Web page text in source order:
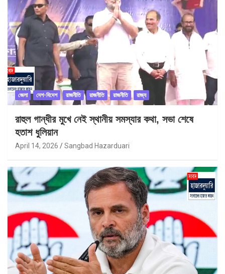
জেলা দেশ-বিদেশ রাজনীতি রাজনীতি রাজনীতি রাজ্য
রাহুল গান্ধীর মুখে নেই স্থানীয় সমস্যার কথা, সভা শেষে
হতাশ ধুলিয়ান
April 14, 2026 Sangbad Hazarduari